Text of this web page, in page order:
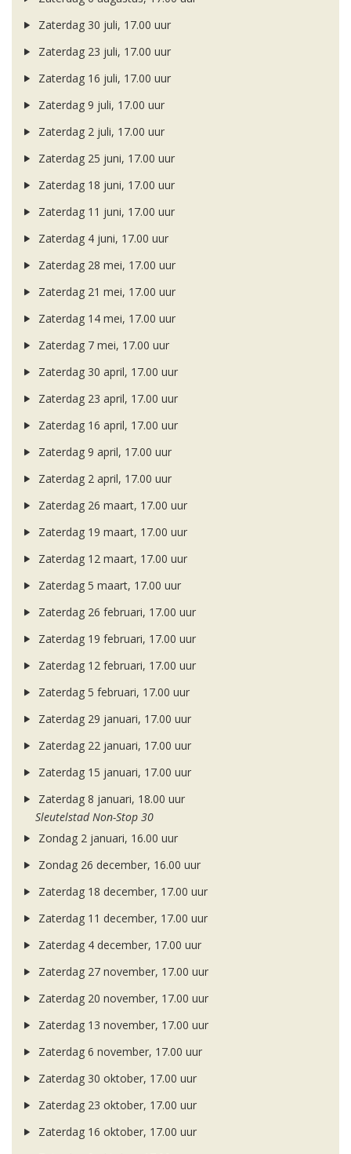
Zaterdag 30 juli, 17.00 uur
Zaterdag 23 juli, 17.00 uur
Zaterdag 16 juli, 17.00 uur
Zaterdag 9 juli, 17.00 uur
Zaterdag 2 juli, 17.00 uur
Zaterdag 25 juni, 17.00 uur
Zaterdag 18 juni, 17.00 uur
Zaterdag 11 juni, 17.00 uur
Zaterdag 4 juni, 17.00 uur
Zaterdag 28 mei, 17.00 uur
Zaterdag 21 mei, 17.00 uur
Zaterdag 14 mei, 17.00 uur
Zaterdag 7 mei, 17.00 uur
Zaterdag 30 april, 17.00 uur
Zaterdag 23 april, 17.00 uur
Zaterdag 16 april, 17.00 uur
Zaterdag 9 april, 17.00 uur
Zaterdag 2 april, 17.00 uur
Zaterdag 26 maart, 17.00 uur
Zaterdag 19 maart, 17.00 uur
Zaterdag 12 maart, 17.00 uur
Zaterdag 5 maart, 17.00 uur
Zaterdag 26 februari, 17.00 uur
Zaterdag 19 februari, 17.00 uur
Zaterdag 12 februari, 17.00 uur
Zaterdag 5 februari, 17.00 uur
Zaterdag 29 januari, 17.00 uur
Zaterdag 22 januari, 17.00 uur
Zaterdag 15 januari, 17.00 uur
Zaterdag 8 januari, 18.00 uur
Sleutelstad Non-Stop 30
Zondag 2 januari, 16.00 uur
Zondag 26 december, 16.00 uur
Zaterdag 18 december, 17.00 uur
Zaterdag 11 december, 17.00 uur
Zaterdag 4 december, 17.00 uur
Zaterdag 27 november, 17.00 uur
Zaterdag 20 november, 17.00 uur
Zaterdag 13 november, 17.00 uur
Zaterdag 6 november, 17.00 uur
Zaterdag 30 oktober, 17.00 uur
Zaterdag 23 oktober, 17.00 uur
Zaterdag 16 oktober, 17.00 uur